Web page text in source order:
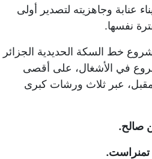
عنابة وجاهزيته لتصدير أولى
نفسها.
خط السكة الحديدية الجزائر
في الأشغال، على أقصى
عبر ثلاث ورشات كبرى
صالح.
تمنراست.